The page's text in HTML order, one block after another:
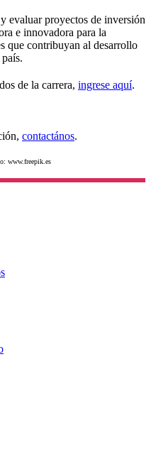
evaluar proyectos de inversión
e innovadora para la
que contribuyan al desarrollo
de la carrera, ingrese aquí.
contactános.
www.freepik.es